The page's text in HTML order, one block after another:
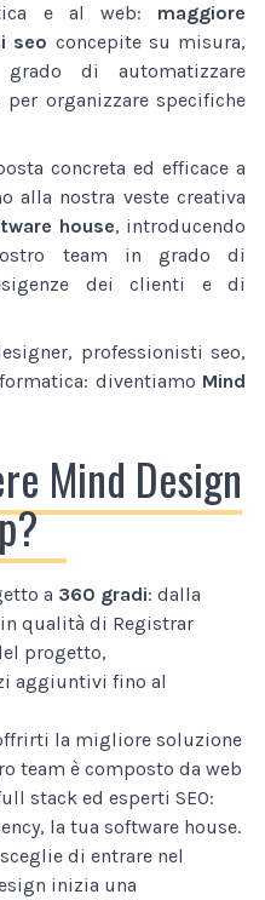
e al web: maggiore
seo concepite su misura,
di automatizzare
per organizzare specifiche
concreta ed efficace a
alla nostra veste creativa
house, introducendo
team in grado di
dei clienti e di
professionisti seo,
diventiamo Mind
Mind Design
a 360 gradi: dalla
qualità di Registrar
progetto,
aggiuntivi fino al
la migliore soluzione
team è composto da web
stack ed esperti SEO:
la tua software house.
di entrare nel
inizia una